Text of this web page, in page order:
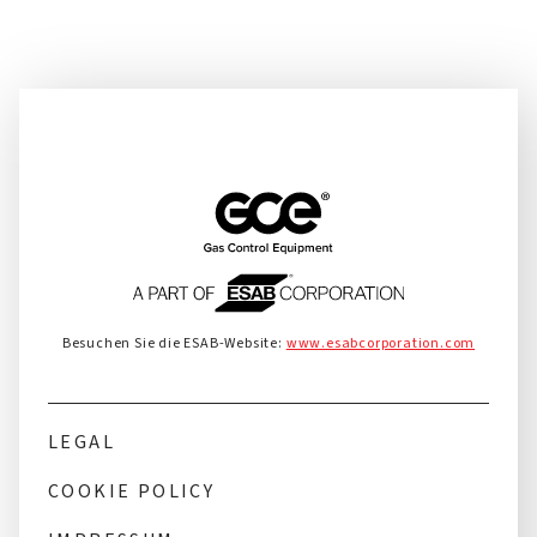
Besuchen Sie die ESAB-Website: www.esabcorporation.com
LEGAL
COOKIE POLICY